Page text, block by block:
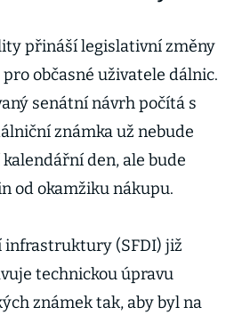
vyděsí
přináší legislativní změny
občasné uživatele dálnic.
senátní návrh počítá s
známka už nebude
den, ale bude
od okamžiku nákupu.
infrastruktury (SFDI) již
technickou úpravu
známek tak, aby byl na